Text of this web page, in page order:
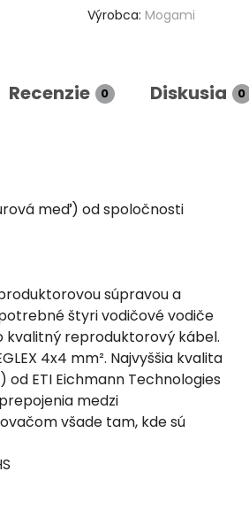
Výrobca: Mogami
Recenzie 0 Diskusia 0
meď) od spoločnosti
súpravou a
štyri vodičové vodiče
kvalitný reproduktorový kábel.
4x4 mm². Najvyššia kvalita
ETI Eichmann Technologies
medzi
všade tam, kde sú